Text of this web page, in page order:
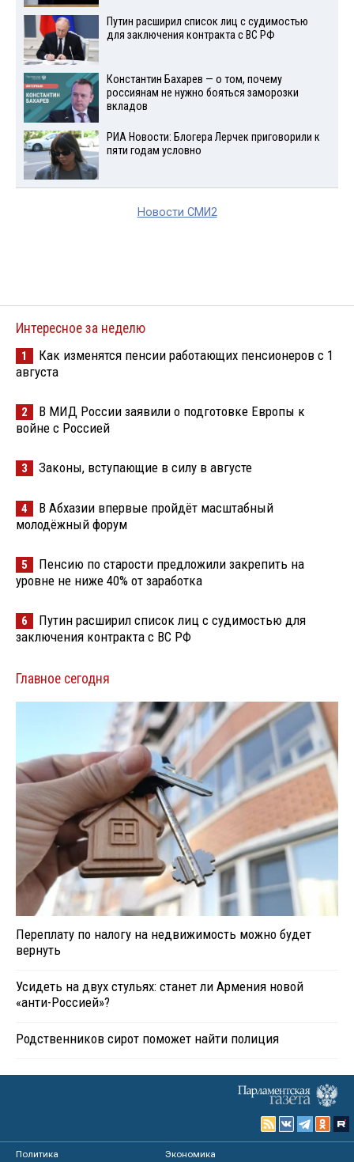
Путин расширил список лиц с судимостью
для заключения контракта с ВС РФ
Константин Бахарев — о том, почему
россиянам не нужно бояться заморозки
вкладов
РИА Новости: Блогера Лерчек приговорили к
пяти годам условно
Новости СМИ2
Интересное за неделю
1
Как изменятся пенсии работающих пенсионеров с 1
августа
2
В МИД России заявили о подготовке Европы к
войне с Россией
3 Законы, вступающие в силу в августе
4
В Абхазии впервые пройдёт масштабный
молодёжный форум
5
Пенсию по старости предложили закрепить на
уровне не ниже 40% от заработка
6
Путин расширил список лиц с судимостью для
заключения контракта с ВС РФ
Главное сегодня
Переплату по налогу на недвижимость можно будет
вернуть
Усидеть на двух стульях: станет ли Армения новой
«анти-Россией»?
Родственников сирот поможет найти полиция
Политика
Экономика